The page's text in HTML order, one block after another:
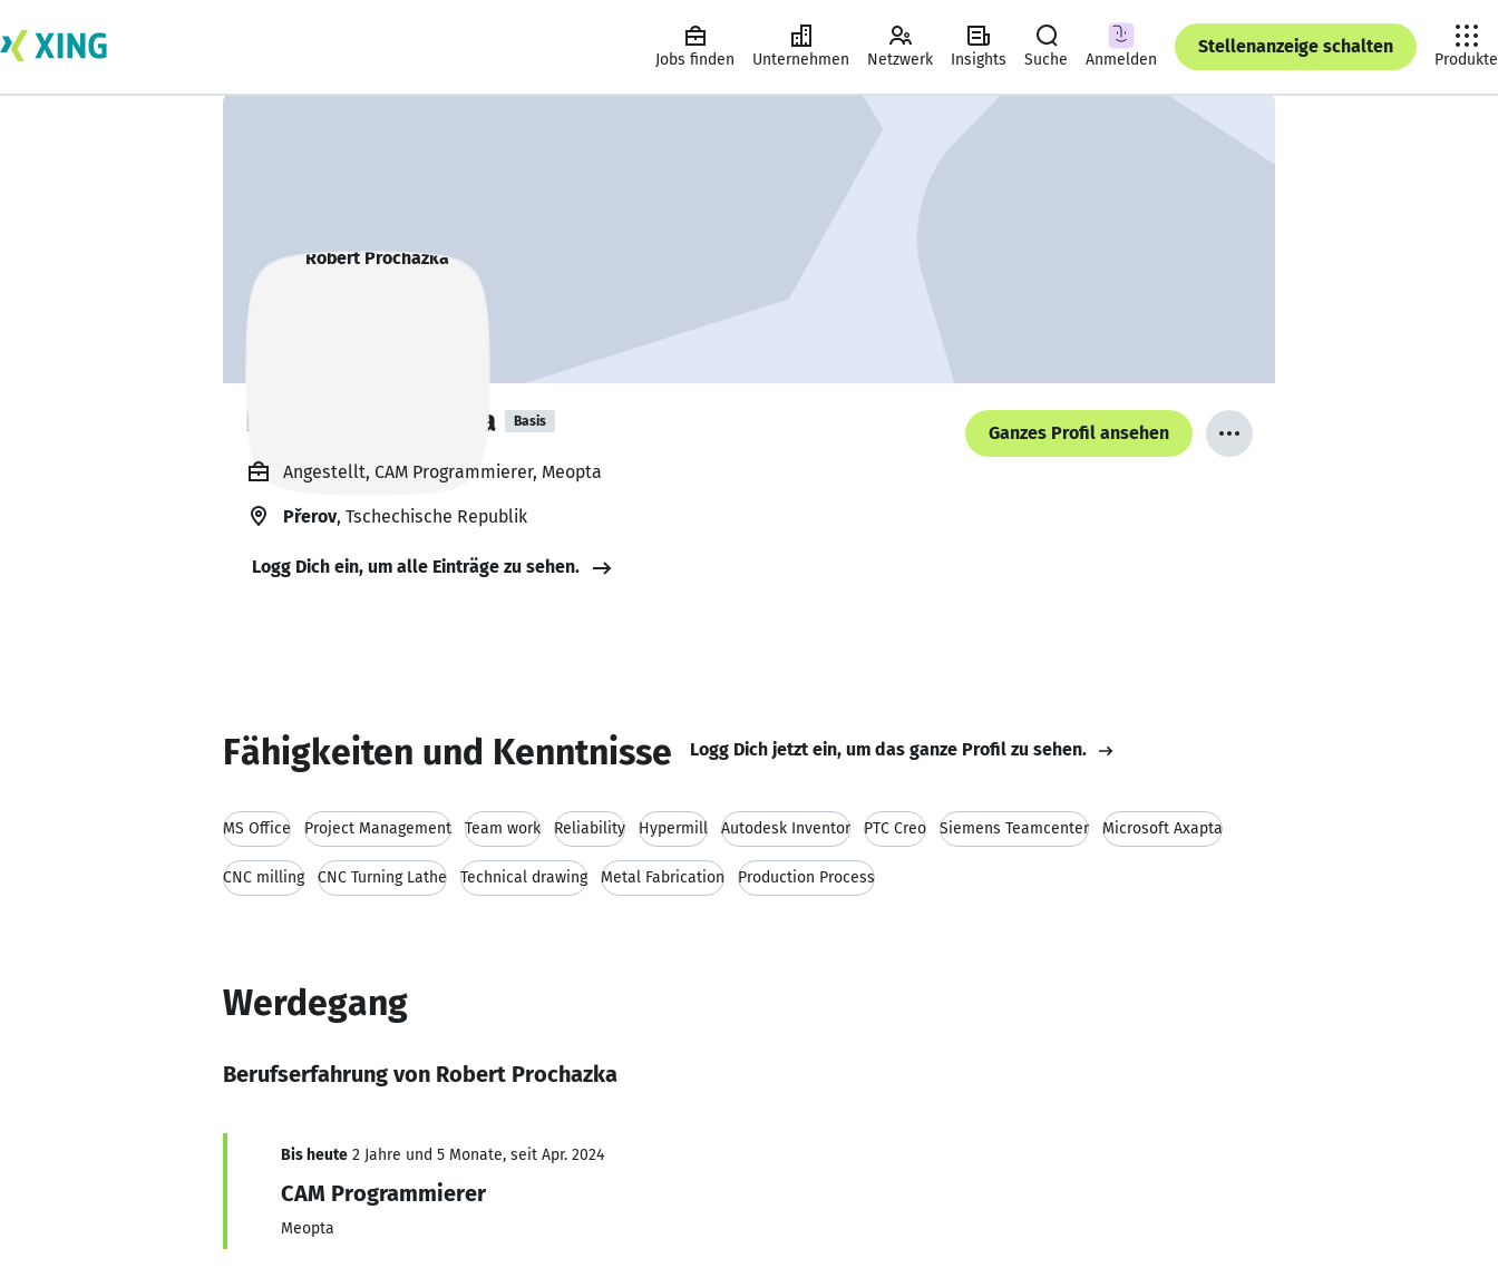
Jobs finden Unternehmen Netzwerk Insights Suche Anmelden
Stellenanzeige schalten
Produkte
Robert Prochazka Basis
Ganzes Profil ansehen
Angestellt, CAM Programmierer, Meopta
Přerov, Tschechische Republik
Logg Dich ein, um alle Einträge zu sehen.
Fähigkeiten und Kenntnisse Logg Dich jetzt ein, um das ganze Profil zu sehen.
MS Office Project Management Team work Reliability Hypermill Autodesk Inventor PTC Creo Siemens Teamcenter Microsoft Axapta
CNC milling CNC Turning Lathe Technical drawing Metal Fabrication Production Process
Werdegang
Berufserfahrung von Robert Prochazka
Bis heute 2 Jahre und 5 Monate, seit Apr. 2024
CAM Programmierer
Meopta